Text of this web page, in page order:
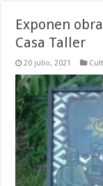
Exponen
Casa Taller
20 julio, 2021